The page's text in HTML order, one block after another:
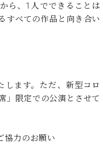
ら、1人でできることは
すべての作品と向き合い
ます。ただ、新型コロ
」限定での公演とさせて
協力のお願い